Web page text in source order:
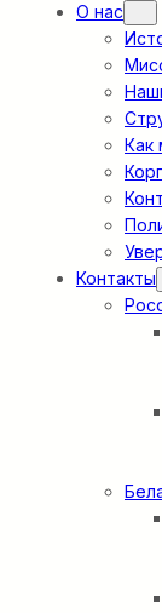
О нас
Как
Контакты